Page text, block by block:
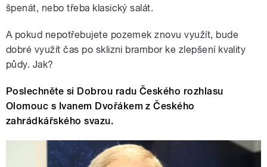
špenát, nebo třeba klasický salát.
A pokud nepotřebujete pozemek znovu využít, bude
dobré využít čas po sklizni brambor ke zlepšení kvality
půdy. Jak?
Poslechněte si Dobrou radu Českého rozhlasu
Olomouc s Ivanem Dvořákem z Českého
zahrádkářského svazu.